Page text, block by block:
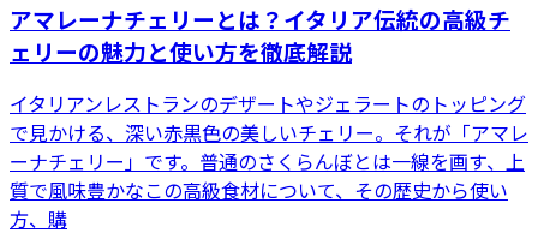
アマレーナチェリーとは？イタリア伝統の高級チ
ェリーの魅力と使い方を徹底解説
イタリアンレストランのデザートやジェラートのトッピング
で見かける、深い赤黒色の美しいチェリー。それが「アマレ
ーナチェリー」です。普通のさくらんぼとは一線を画す、上
質で風味豊かなこの高級食材について、その歴史から使い
方、購